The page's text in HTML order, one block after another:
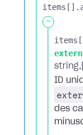
items[].​
-
string
ID
des